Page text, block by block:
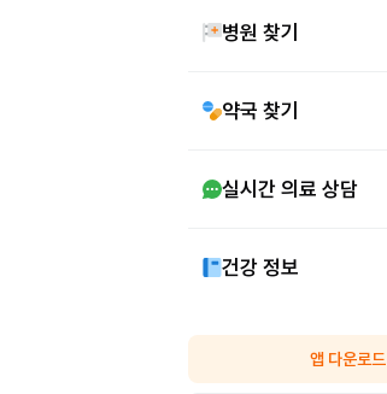
병원 찾기
약국 찾기
실시간 의료 상담
건강 정보
앱 다운로드